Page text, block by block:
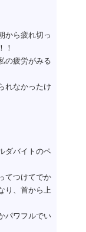
から疲れ切っ
！
の疲労がみる
れなかったけ
ダバイトのペ
てつけてでか
り、首から上
パワフルでい